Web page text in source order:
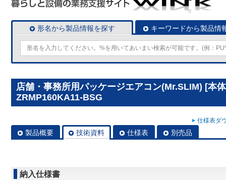
形名から製品情報を探す キーワードから製品情
店舗・事務所用パッケージエアコン(Mr.SLIM) [本
ZRMP160KA11-BSG
仕様表ダ
製品概要 技術資料 仕様表 別売品
納入仕様書